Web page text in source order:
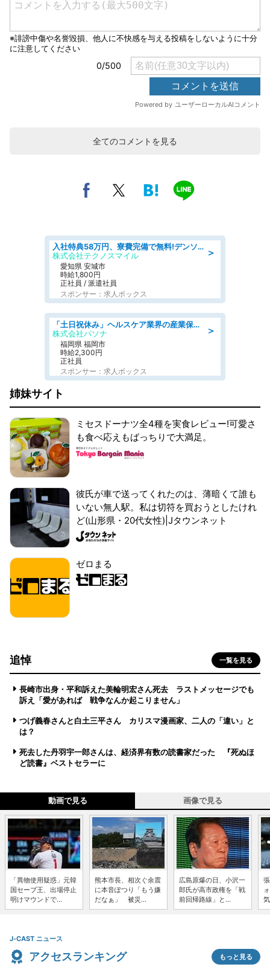
全てのコメントを見る
＞
入社特典58万円、寮費完備で無料!デンソーで働こう!自動車工場で小型部品の検査業務 denso aichi
株式会社テクノスマイル
愛知県 安城市
時給1,800円
正社員 / 派遣社員
スポンサー：求人ボックス
＞
「土日祝休み」ヘルスケア業界の産業保健師/高時給/未経験OK/要資格:保健師、正看護師
株式会社パソナ
福岡県 福岡市
時給2,300円
正社員
スポンサー：求人ボックス
姉妹サイト
ミセスドーナツ全4種を実食レビュー!可愛さ
も食べ応えもばっちりで大満足。
彼氏が車で送ってくれたのは、薄暗くて誰も
いない無人駅。私は切符を買おうとしたけれ
ど(山形県・20代女性)|Jタウンネット
ゼロまる
追悼 一覧を見る
長崎市出身・平和訴えた美輪明宏さん死去 ラストメッセージでも
訴え「愛があれば 戦争なんか起こりません」
つげ義春さんと白土三平さん カリスマ漫画家、二人の「違い」と
は？
死去した丹羽宇一郎さんは、経済界有数の読書家だった 『死ぬほ
ど読書』ベストセラーに
動画で見る 画像で見る
「異物使用疑惑」元韓
国セーブ王、出場停止
明けマウンドで...
熊本市長、相次ぐ余震
に本音ぽつり「もう嫌
だなぁ」 被災...
広島原爆の日、小沢一
郎氏が高市政権を「戦
前回帰路線」と...
J-CAST ニュース
アクセスランキング もっと見る